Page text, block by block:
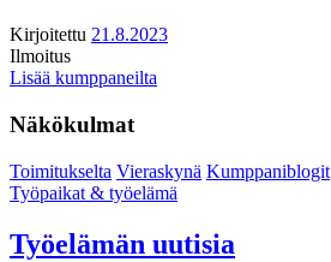
Kirjoitettu 21.8.2023
Ilmoitus
Lisää kumppaneilta
Näkökulmat
Toimitukselta Vieraskynä Kumppaniblogit
Työpaikat & työelämä
Työelämän uutisia